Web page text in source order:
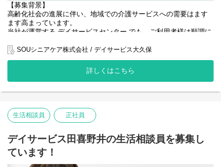
【募集背景】
高齢化社会の進展に伴い、地域での介護サービスへの需要はます
ます高まっています。
当社が運営する デイサービスセンター でも、ご利用者様は順調に
「安心して座って過ごせる居場所づくり」の強化が急務となって
私たちは、ご利用者様一人ひとりの生活を支え、ご家族にも安心
していただけるよう、
椅子に座って過ごす時間を大切にしながら、きめ細やかなケアと
今回、ご利用者様の増加とサービス向上のため、【生活相談員】
生活相談員は、ご利用者様やご家族との架け橋となり、信頼関係
を築きながら、
安心できる「居場所」と「暮らし」を支える大切な役割を担って
いただきます。
SOUシニアケア株式会社 / デイサービス大久保
詳しくはこちら
生活相談員 正社員
デイサービス田喜野井の生活相談員を募集し
ています！